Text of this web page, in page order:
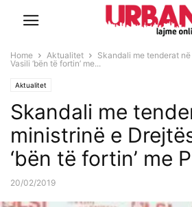
Home Aktualitet
Skandali me tenderat
Vasili ‘bën të fortin’ me...
Aktualitet
Skandali me
ministrinë e
‘bën të fortin’ me
20/02/2019